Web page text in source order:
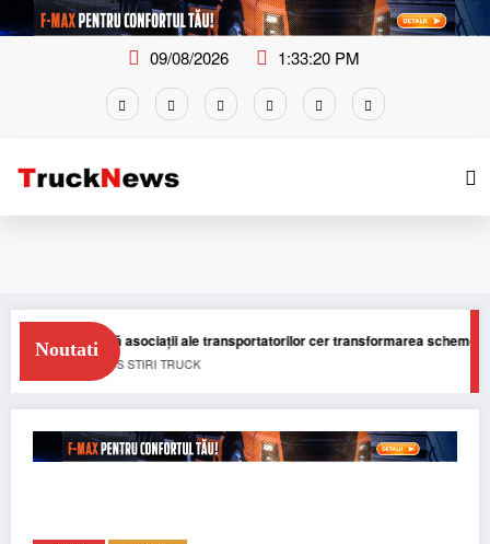
Skip
to
09/08/2026 1:33:21 PM
Noutati
Două asociații ale transportatorilor cer transformarea schemei de
TRUCK